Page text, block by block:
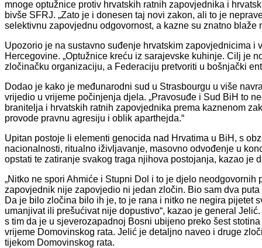
mnoge optužnice protiv hrvatskih ratnih zapovjednika i
bivše SFRJ. „Zato je i donesen taj novi zakon, ali to je
selektivnu zapovjednu odgovornost, a kazne su znatno blaže
Upozorio je na sustavno suđenje hrvatskim zapovjednicima
Hercegovine. „Optužnice kreću iz sarajevske kuhinje. Cilj je
zločinačku organizaciju, a Federaciju pretvoriti u bošnjački
Dodao je kako je međunarodni sud u Strasbourgu u više
vrijedio u vrijeme počinjenja djela. „Pravosuđe i Sud BiH to
branitelja i hrvatskih ratnih zapovjednika prema kaznenom
provode pravnu agresiju i oblik aparthejda.“
Upitan postoje li elementi genocida nad Hrvatima u BiH, s
nacionalnosti, ritualno iživljavanje, masovno odvođenje u
opstati te zatiranje svakog traga njihova postojanja, kazao je
„Nitko ne spori Ahmiće i Stupni Dol i to je djelo
zapovjednik nije zapovjedio ni jedan zločin. Bio sam dva
Da je bilo zločina bilo ih je, to je rana i nitko ne negira pijetet
umanjivat ili prešućivat nije dopustivo“, kazao je general
s tim da je u sjeverozapadnoj Bosni ubijeno preko šest
vrijeme Domovinskog rata. Jelić je detaljno naveo i druge
tijekom Domovinskog rata.